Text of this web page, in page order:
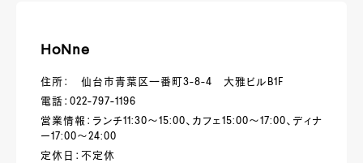
HoNne
住所： 仙台市青葉区一番町3-8-4 大雅ビルB1F
電話：022-797-1196
営業情報：ランチ11:30～15:00、カフェ15:00～17:00、ディナ
ー17:00～24:00
定休日：不定休